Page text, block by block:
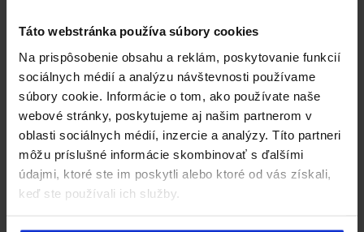
Táto webstránka používa súbory cookies
Na prispôsobenie obsahu a reklám, poskytovanie funkcií
sociálnych médií a analýzu návštevnosti používame
súbory cookie. Informácie o tom, ako používate naše
webové stránky, poskytujeme aj našim partnerom v
oblasti sociálnych médií, inzercie a analýzy. Títo partneri
môžu príslušné informácie skombinovať s ďalšími
údajmi, ktoré ste im poskytli alebo ktoré od vás získali,
keď ste používali ich služby.
Topoľčianska
Matadorka